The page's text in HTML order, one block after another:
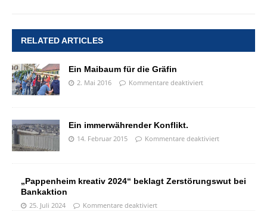
RELATED ARTICLES
Ein Maibaum für die Gräfin
2. Mai 2016 Kommentare deaktiviert
Ein immerwährender Konflikt.
14. Februar 2015 Kommentare deaktiviert
„Pappenheim kreativ 2024“ beklagt Zerstörungswut bei
Bankaktion
25. Juli 2024 Kommentare deaktiviert